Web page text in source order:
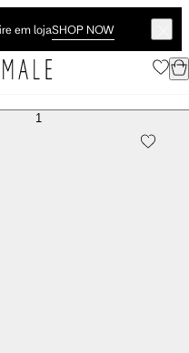
em lojaSHOP NOW